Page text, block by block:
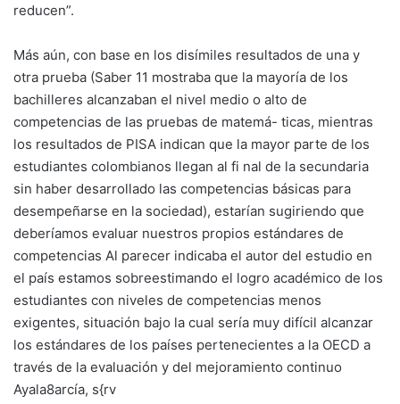
reducen”.
Más aún, con base en los disímiles resultados de una y
otra prueba (Saber 11 mostraba que la mayoría de los
bachilleres alcanzaban el nivel medio o alto de
competencias de las pruebas de matemá- ticas, mientras
los resultados de PISA indican que la mayor parte de los
estudiantes colombianos llegan al fi nal de la secundaria
sin haber desarrollado las competencias básicas para
desempeñarse en la sociedad), estarían sugiriendo que
deberíamos evaluar nuestros propios estándares de
competencias Al parecer indicaba el autor del estudio en
el país estamos sobreestimando el logro académico de los
estudiantes con niveles de competencias menos
exigentes, situación bajo la cual sería muy difícil alcanzar
los estándares de los países pertenecientes a la OECD a
través de la evaluación y del mejoramiento continuo
Ayala8arcía, s{rv